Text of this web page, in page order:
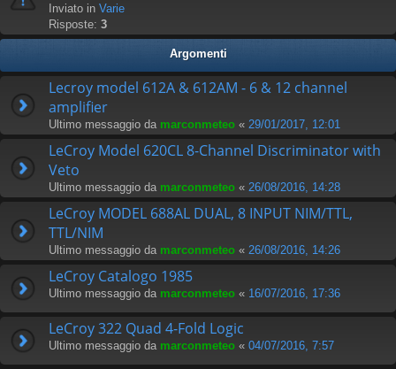
Inviato in Varie
Risposte: 3
Argomenti
Lecroy model 612A & 612AM - 6 & 12 channel
amplifier
Ultimo messaggio da marconmeteo « 29/01/2017, 12:01
LeCroy Model 620CL 8-Channel Discriminator with
Veto
Ultimo messaggio da marconmeteo « 26/08/2016, 14:28
LeCroy MODEL 688AL DUAL, 8 INPUT NIM/TTL,
TTL/NIM
Ultimo messaggio da marconmeteo « 26/08/2016, 14:26
LeCroy Catalogo 1985
Ultimo messaggio da marconmeteo « 16/07/2016, 17:36
LeCroy 322 Quad 4-Fold Logic
Ultimo messaggio da marconmeteo « 04/07/2016, 7:57